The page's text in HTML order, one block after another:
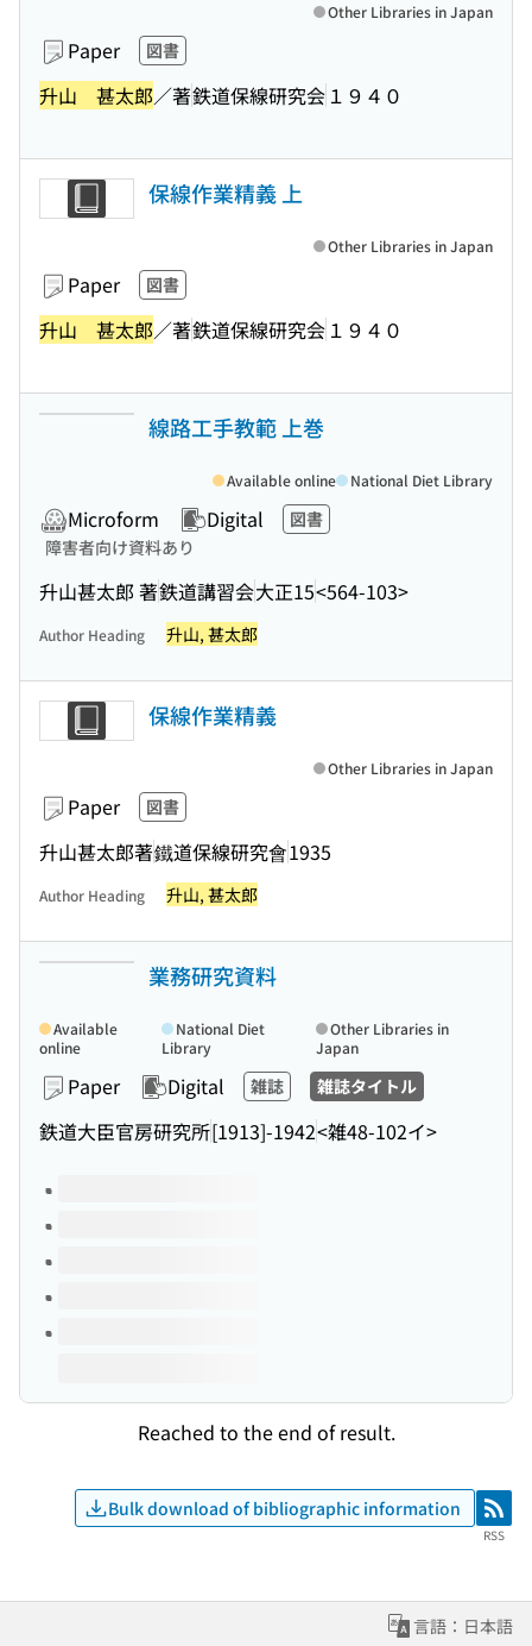
Paper 図書
升山 甚太郎／著鉄道保線研究会 １９４０
Other Libraries in Japan
保線作業精義 上
Paper 図書
升山 甚太郎／著鉄道保線研究会 １９４０
Other Libraries in Japan
線路工手教範 上巻
Microform Digital
図書
障害者向け資料あり
升山甚太郎 著鉄道講習会大正15<564-103>
Available online National Diet Library
Author Heading 升山, 甚太郎
保線作業精義
Paper 図書
升山甚太郎著鐵道保線研究會1935
Other Libraries in Japan
Author Heading 升山, 甚太郎
業務研究資料
Paper Digital 雑誌 雑誌タイトル
鉄道大臣官房研究所[1913]-1942<雑48-102イ>
Available
online
National Diet
Library
Other Libraries in
Japan
Volumes of this title
Reached to the end of result.
Bulk download of bibliographic information RSS
RSS
言語：日本語